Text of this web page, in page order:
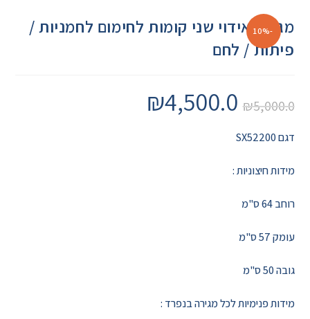
-10%
מגירה אידוי שני קומות לחימום לחמניות /
פיתות / לחם
₪5,000.0
₪4,500.0
דגם SX52200
מידות חיצוניות :
רוחב 64 ס"מ
עומק 57 ס"מ
גובה 50 ס"מ
מידות פנימיות לכל מגירה בנפרד :